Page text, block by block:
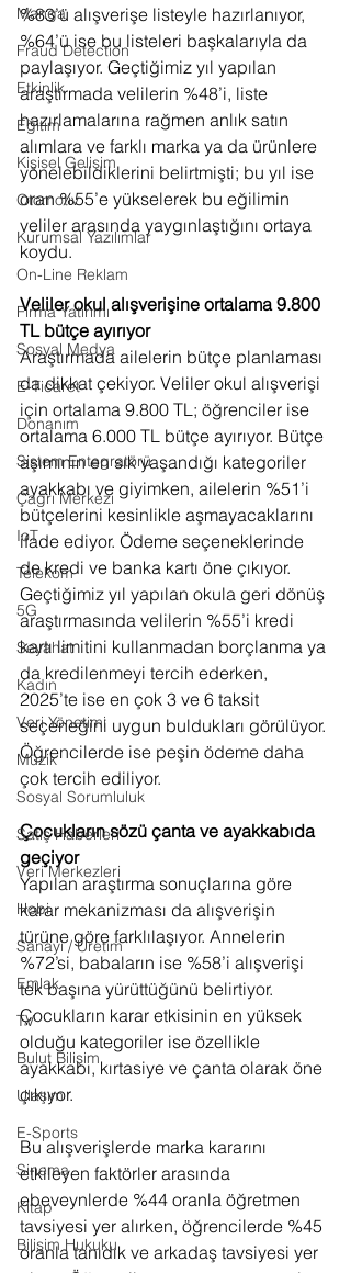
Manga
Fraud Detection
Etkinlik
Eğitim
Kişisel Gelişim
Otomotiv
Kurumsal Yazılımlar
On-Line Reklam
Firma Yatırımı
Sosyal Medya
E-Ticaret
Donanım
Sistem Entegratörü
Çağrı Merkezi
IoT
Telekom
5G
Seyahat
Kadın
Veri Yönetimi
Müzik
Sosyal Sorumluluk
Satış Haberleri
Veri Merkezleri
Hobi
Sanayi / Üretim
Emlak
TV
Bulut Bilişim
Ulaşım
E-Sports
Sinema
Kitap
Bilişim Hukuku
%83’ü alışverişe listeyle hazırlanıyor,
%64’ü ise bu listeleri başkalarıyla da
paylaşıyor. Geçtiğimiz yıl yapılan
araştırmada velilerin %48’i, liste
hazırlamalarına rağmen anlık satın
alımlara ve farklı marka ya da ürünlere
yönelebildiklerini belirtmişti; bu yıl ise
oran %55’e yükselerek bu eğilimin
veliler arasında yaygınlaştığını ortaya
koydu.
Veliler okul alışverişine ortalama 9.800
TL bütçe ayırıyor
Araştırmada ailelerin bütçe planlaması
da dikkat çekiyor. Veliler okul alışverişi
için ortalama 9.800 TL; öğrenciler ise
ortalama 6.000 TL bütçe ayırıyor. Bütçe
aşımının en sık yaşandığı kategoriler
ayakkabı ve giyimken, ailelerin %51’i
bütçelerini kesinlikle aşmayacaklarını
ifade ediyor. Ödeme seçeneklerinde
de kredi ve banka kartı öne çıkıyor.
Geçtiğimiz yıl yapılan okula geri dönüş
araştırmasında velilerin %55’i kredi
kartı limitini kullanmadan borçlanma ya
da kredilenmeyi tercih ederken,
2025’te ise en çok 3 ve 6 taksit
seçeneğini uygun buldukları görülüyor.
Öğrencilerde ise peşin ödeme daha
çok tercih ediliyor.
Çocukların sözü çanta ve ayakkabıda
geçiyor
Yapılan araştırma sonuçlarına göre
karar mekanizması da alışverişin
türüne göre farklılaşıyor. Annelerin
%72’si, babaların ise %58’i alışverişi
tek başına yürüttüğünü belirtiyor.
Çocukların karar etkisinin en yüksek
olduğu kategoriler ise özellikle
ayakkabı, kırtasiye ve çanta olarak öne
çıkıyor.
Bu alışverişlerde marka kararını
etkileyen faktörler arasında
ebeveynlerde %44 oranla öğretmen
tavsiyesi yer alırken, öğrencilerde %45
oranla tanıdık ve arkadaş tavsiyesi yer